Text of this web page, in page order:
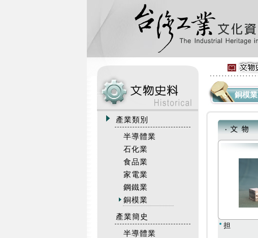
:::
產業類別
半導體業
石化業
食品業
家電業
鋼鐵業
銅模業
產業簡史
半導體業
銅模業
担